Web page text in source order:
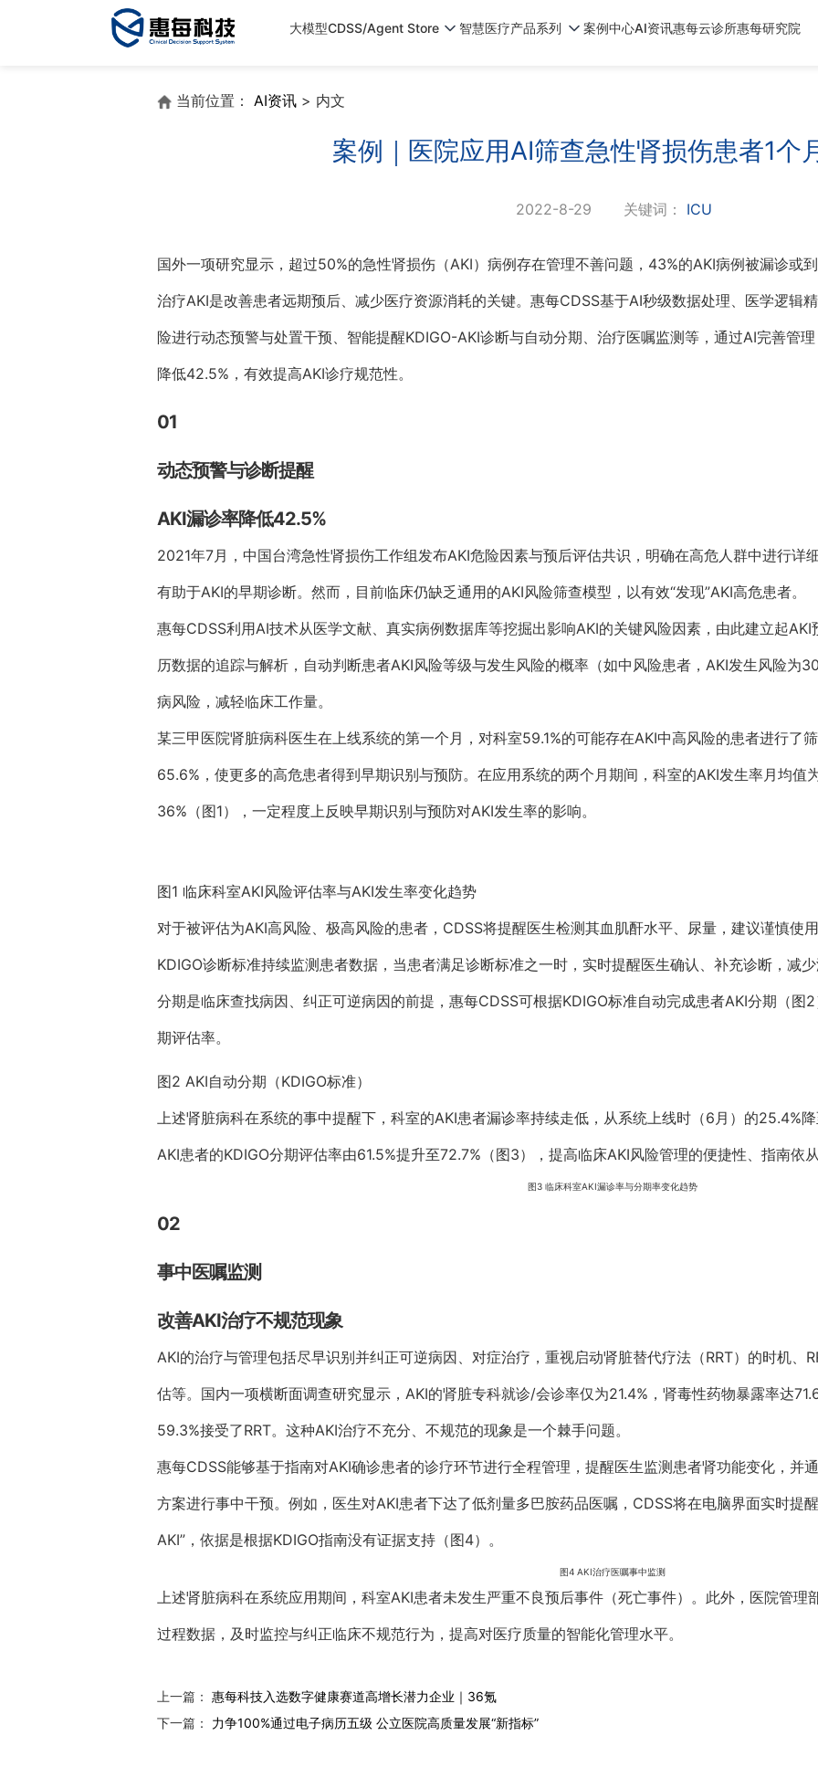
大模型CDSS/Agent Store 智慧医疗产品系列 案例中心AI资讯惠每云诊所惠每研究院
当前位置： AI资讯 > 内文
案例｜医院应用AI筛查急性肾损伤患者1
2022-8-29 关键词： ICU
国外一项研究显示，超过50%的急性肾损伤（AKI）病例存在管理不善问题，43%的AKI病例被漏诊或
治疗AKI是改善患者远期预后、减少医疗资源消耗的关键。惠每CDSS基于AI秒级数据处理、医学逻辑
险进行动态预警与处置干预、智能提醒KDIGO-AKI诊断与自动分期、治疗医嘱监测等，通过AI完善管
降低42.5%，有效提高AKI诊疗规范性。
01
动态预警与诊断提醒
AKI漏诊率降低42.5%
2021年7月，中国台湾急性肾损伤工作组发布AKI危险因素与预后评估共识，明确在高危人群中进行详
有助于AKI的早期诊断。然而，目前临床仍缺乏通用的AKI风险筛查模型，以有效“发现”AKI高危患者。
惠每CDSS利用AI技术从医学文献、真实病例数据库等挖掘出影响AKI的关键风险因素，由此建立起
历数据的追踪与解析，自动判断患者AKI风险等级与发生风险的概率（如中风险患者，AKI发生风险为
病风险，减轻临床工作量。
某三甲医院肾脏病科医生在上线系统的第一个月，对科室59.1%的可能存在AKI中高风险的患者进行了
65.6%，使更多的高危患者得到早期识别与预防。在应用系统的两个月期间，科室的AKI发生率月均值
36%（图1），一定程度上反映早期识别与预防对AKI发生率的影响。
图1 临床科室AKI风险评估率与AKI发生率变化趋势
对于被评估为AKI高风险、极高风险的患者，CDSS将提醒医生检测其血肌酐水平、尿量，建议谨慎使
KDIGO诊断标准持续监测患者数据，当患者满足诊断标准之一时，实时提醒医生确认、补充诊断，减
分期是临床查找病因、纠正可逆病因的前提，惠每CDSS可根据KDIGO标准自动完成患者AKI分期（图
期评估率。
图2 AKI自动分期（KDIGO标准）
上述肾脏病科在系统的事中提醒下，科室的AKI患者漏诊率持续走低，从系统上线时（6月）的25.4%
AKI患者的KDIGO分期评估率由61.5%提升至72.7%（图3），提高临床AKI风险管理的便捷性、指南依
图3 临床科室AKI漏诊率与分期率变化趋势
02
事中医嘱监测
改善AKI治疗不规范现象
AKI的治疗与管理包括尽早识别并纠正可逆病因、对症治疗，重视启动肾脏替代疗法（RRT）的时机、
估等。国内一项横断面调查研究显示，AKI的肾脏专科就诊/会诊率仅为21.4%，肾毒性药物暴露率达
59.3%接受了RRT。这种AKI治疗不充分、不规范的现象是一个棘手问题。
惠每CDSS能够基于指南对AKI确诊患者的诊疗环节进行全程管理，提醒医生监测患者肾功能变化，并
方案进行事中干预。例如，医生对AKI患者下达了低剂量多巴胺药品医嘱，CDSS将在电脑界面实时提
AKI”，依据是根据KDIGO指南没有证据支持（图4）。
图4 AKI治疗医嘱事中监测
上述肾脏病科在系统应用期间，科室AKI患者未发生严重不良预后事件（死亡事件）。此外，医院管理
过程数据，及时监控与纠正临床不规范行为，提高对医疗质量的智能化管理水平。
上一篇： 惠每科技入选数字健康赛道高增长潜力企业｜36氪
下一篇： 力争100%通过电子病历五级 公立医院高质量发展“新指标”